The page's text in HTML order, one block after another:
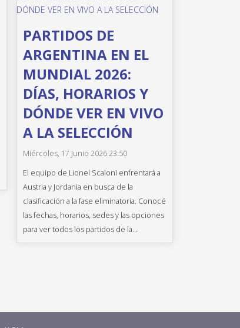
PARTIDOS DE
ARGENTINA EN EL
MUNDIAL 2026:
DÍAS, HORARIOS Y
DÓNDE VER EN VIVO
A LA SELECCIÓN
Miércoles, 17 Junio 2026 23:50
El equipo de Lionel Scaloni enfrentará a
Austria y Jordania en busca de la
clasificación a la fase eliminatoria. Conocé
las fechas, horarios, sedes y las opciones
para ver todos los partidos de la...